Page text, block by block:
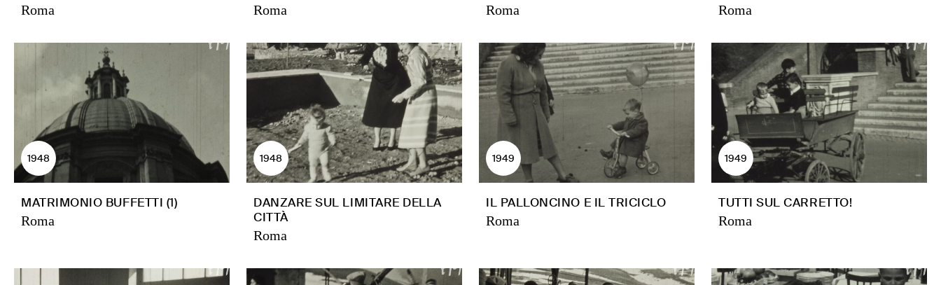
Roma
Roma
Roma
Roma
1948
MATRIMONIO BUFFETTI (1)
Roma
1948
DANZARE SUL LIMITARE DELLA
CITTÀ
Roma
1949
IL PALLONCINO E IL TRICICLO
Roma
1949
TUTTI SUL CARRETTO!
Roma